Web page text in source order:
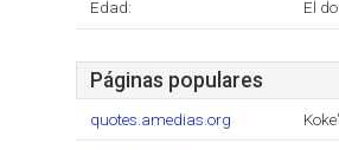
Edad: El
Páginas populares
quotes.amedias.org